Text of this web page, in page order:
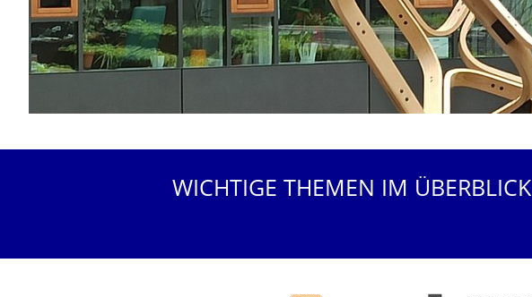
WICHTIGE THEMEN IM ÜBERBLICK